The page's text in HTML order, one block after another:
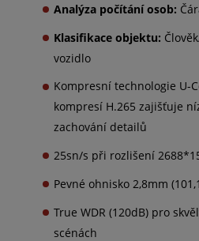
Analýza počítání osob:
Klasifikace objektu:
vozidlo
Kompresní technologie U-
kompresí H.265 zajišťuje
zachování detailů
25sn/s při rozlišení
Pevné ohnisko 2,8mm
True WDR (120dB) pro
scénách